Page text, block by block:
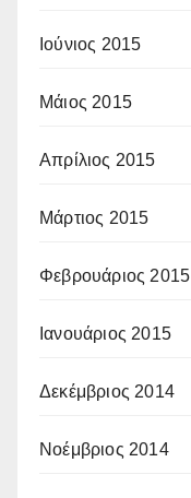
Ιούνιος 2015
Μάιος 2015
Απρίλιος 2015
Μάρτιος 2015
Φεβρουάριος 2015
Ιανουάριος 2015
Δεκέμβριος 2014
Νοέμβριος 2014